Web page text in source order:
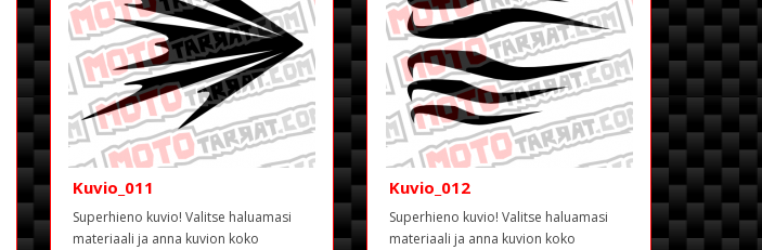
Kuvio_011
Superhieno kuvio! Valitse haluamasi
materiaali ja anna kuvion koko
Kuvio_012
Superhieno kuvio! Valitse haluamasi
materiaali ja anna kuvion koko